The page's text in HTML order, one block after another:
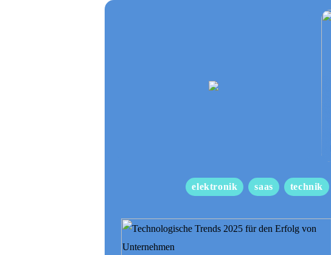
elektronik saas technik